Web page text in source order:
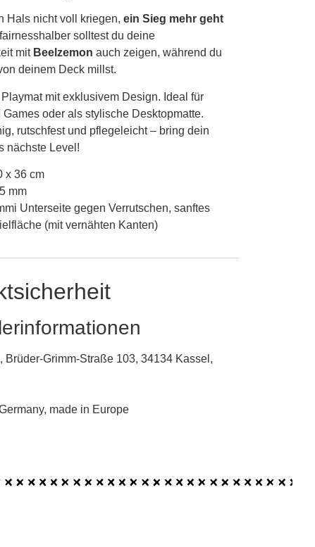
Hals nicht voll kriegen, ein Sieg mehr geht
solltest du deine
mit Beelzemon auch zeigen, während du
deinem Deck millst.
mit exklusivem Design. Ideal für
oder als stylische Desktopmatte.
rutschfest und pflegeleicht – bring dein
nächste Level!
x 36 cm
mm
Unterseite gegen Verrutschen, sanftes
(mit vernähten Kanten)
Brüder-Grimm-Straße 103, 34134 Kassel,
made in Europe